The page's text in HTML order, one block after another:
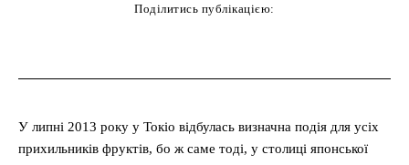
Поділитись публікацією:
У липні 2013 року у Токіо відбулась визначна подія для усіх
прихильників фруктів, бо ж саме тоді, у столиці японської